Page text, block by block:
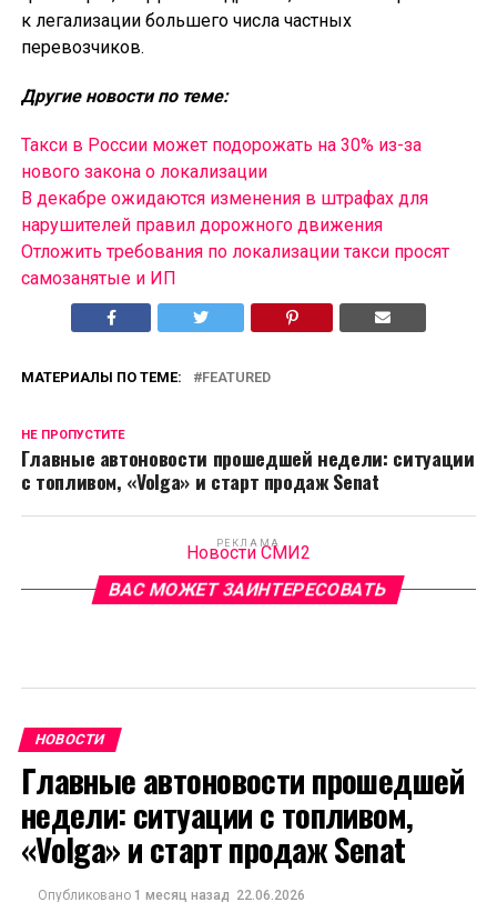
к легализации большего числа частных
перевозчиков.
Другие новости по теме:
Такси в России может подорожать на 30% из-за
нового закона о локализации
В декабре ожидаются изменения в штрафах для
нарушителей правил дорожного движения
Отложить требования по локализации такси просят
самозанятые и ИП
МАТЕРИАЛЫ ПО ТЕМЕ: FEATURED
НЕ ПРОПУСТИТЕ
Главные автоновости прошедшей недели: ситуации
с топливом, «Volga» и старт продаж Senat
РЕКЛАМА
Новости СМИ2
ВАС МОЖЕТ ЗАИНТЕРЕСОВАТЬ
НОВОСТИ
Главные автоновости прошедшей
недели: ситуации с топливом,
«Volga» и старт продаж Senat
Опубликовано 1 месяц назад 22.06.2026